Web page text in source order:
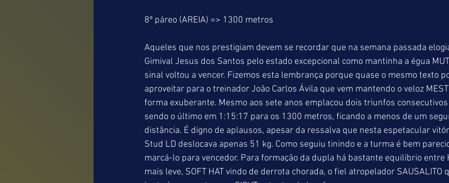
8º páreo (AREIA) => 1300 metros
Aqueles que nos prestigiam devem se recordar que na semana passada
Gimival Jesus dos Santos pelo estado excepcional como mantinha a égua
sinal voltou a vencer. Fizemos esta lembrança porque quase o mesmo texto
aproveitar para o treinador João Carlos Ávila que vem mantendo o veloz
forma exuberante. Mesmo aos sete anos emplacou dois triunfos
sendo o último em 1:15:17 para os 1300 metros, ficando a menos de um
distância. É digno de aplausos, apesar da ressalva que nesta espetacular
Stud LD deslocava apenas 51 kg. Como seguiu tinindo e a turma é bem
marcá-lo para vencedor. Para formação da dupla há bastante equilíbrio entre
mais leve, SOFT HAT vindo de derrota chorada, o fiel atropelador SAUSALITO